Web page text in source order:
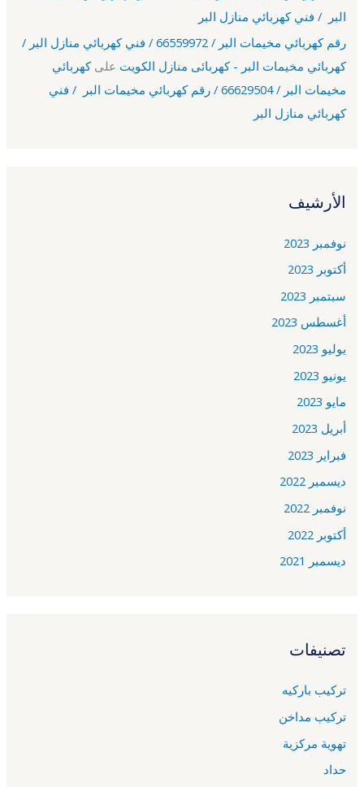
البر / فني كهربائي منازل البر
رقم كهربائي مخيمات البر / 66559972 / فني كهربائي منازل البر /
كهربائي مخيمات البر - كهربائى منازل الكويت علىكهربائي
مخيمات البر / 66629504 / رقم كهربائي مخيمات البر / فني
كهربائي منازل البر
الأرشيف
نوفمبر 2023
أكتوبر 2023
سبتمبر 2023
أغسطس 2023
يوليو 2023
يونيو 2023
مايو 2023
أبريل 2023
فبراير 2023
ديسمبر 2022
نوفمبر 2022
أكتوبر 2022
ديسمبر 2021
تصنيفات
تركيب باركيه
تركيب مداخن
تهوية مركزية
حداد